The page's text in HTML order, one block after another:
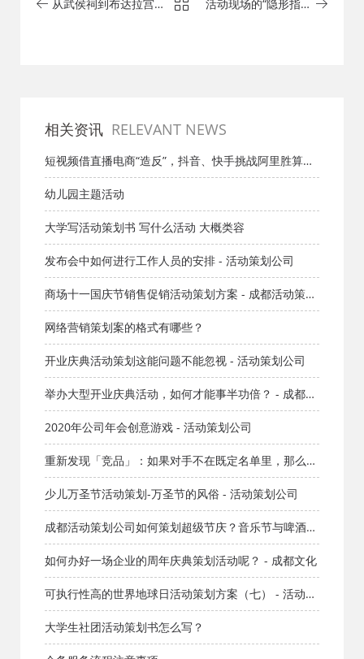
从武侯祠到布达拉宫：
活动现场的“隐形指挥
相关资讯 RELEVANT NEWS
短视频借直播电商“造反”，抖音、快手挑战阿里胜算几
何？ - 成都广告公司
幼儿园主题活动
大学写活动策划书 写什么活动 大概类容
发布会中如何进行工作人员的安排 - 活动策划公司
商场十一国庆节销售促销活动策划方案 - 成都活动策划
公司
网络营销策划案的格式有哪些？
开业庆典活动策划这能问题不能忽视 - 活动策划公司
举办大型开业庆典活动，如何才能事半功倍？ - 成都文
化
2020年公司年会创意游戏 - 活动策划公司
重新发现「竞品」：如果对手不在既定名单里，那么他
们在哪？ - 成都广告公司
少儿万圣节活动策划-万圣节的风俗 - 活动策划公司
成都活动策划公司如何策划超级节庆？音乐节与啤酒节
融合、多业态联动、城市品牌赋能专业解析 | 覆盖武侯
锦江金牛成华龙泉温江新都郫都及川西高原全川
如何办好一场企业的周年庆典策划活动呢？ - 成都文化
可执行性高的世界地球日活动策划方案（七） - 活动策
划 - 红星成都活动公司
大学生社团活动策划书怎么写？